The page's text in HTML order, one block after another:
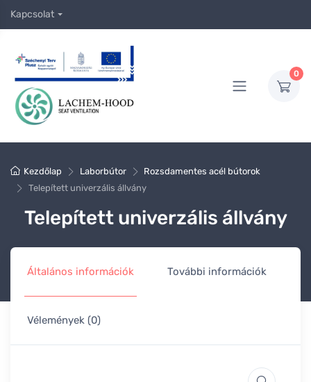
Kapcsolat
0
Kezdőlap Laborbútor
Rozsdamentes acél bútorok
Telepített univerzális állvány
Telepített univerzális állvány
Általános információk További információk
Vélemények (0)